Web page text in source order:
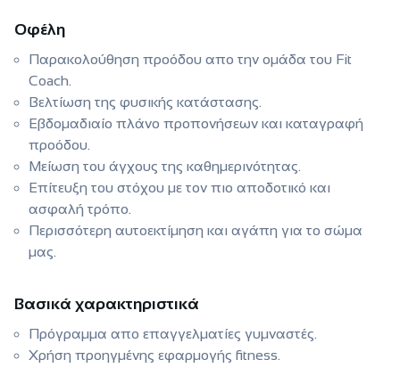
Οφέλη
Παρακολούθηση προόδου απο την ομάδα του Fit
Coach.
Βελτίωση της φυσικής κατάστασης.
Εβδομαδιαίο πλάνο προπονήσεων και καταγραφή
προόδου.
Μείωση του άγχους της καθημερινότητας.
Επίτευξη του στόχου με τον πιο αποδοτικό και
ασφαλή τρόπο.
Περισσότερη αυτοεκτίμηση και αγάπη για το σώμα
μας.
Βασικά χαρακτηριστικά
Πρόγραμμα απο επαγγελματίες γυμναστές.
Χρήση προηγμένης εφαρμογής fitness.